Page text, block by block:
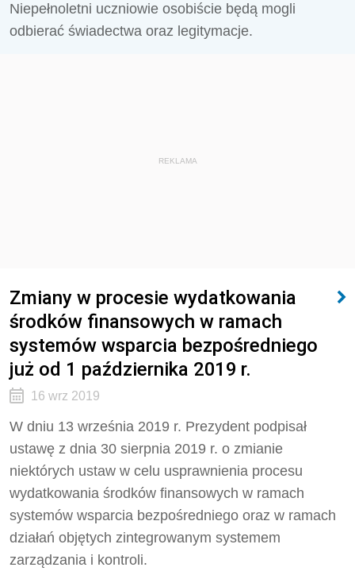
Niepełnoletni uczniowie osobiście będą mogli
odbierać świadectwa oraz legitymacje.
REKLAMA
Zmiany w procesie wydatkowania
środków finansowych w ramach
systemów wsparcia bezpośredniego
już od 1 października 2019 r.
16 wrz 2019
W dniu 13 września 2019 r. Prezydent podpisał
ustawę z dnia 30 sierpnia 2019 r. o zmianie
niektórych ustaw w celu usprawnienia procesu
wydatkowania środków finansowych w ramach
systemów wsparcia bezpośredniego oraz w ramach
działań objętych zintegrowanym systemem
zarządzania i kontroli.